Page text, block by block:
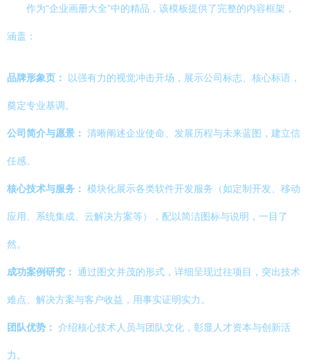
作为“企业画册大全”中的精品，该模板提供了完整的内容框架，
涵盖：
品牌形象页： 以强有力的视觉冲击开场，展示公司标志、核心标语，
奠定专业基调。
公司简介与愿景： 清晰阐述企业使命、发展历程与未来蓝图，建立信
任感。
核心技术与服务： 模块化展示各类软件开发服务（如定制开发、移动
应用、系统集成、云解决方案等），配以简洁图标与说明，一目了
然。
成功案例研究： 通过图文并茂的形式，详细呈现过往项目，突出技术
难点、解决方案与客户收益，用事实证明实力。
团队优势： 介绍核心技术人员与团队文化，彰显人才资本与创新活
力。